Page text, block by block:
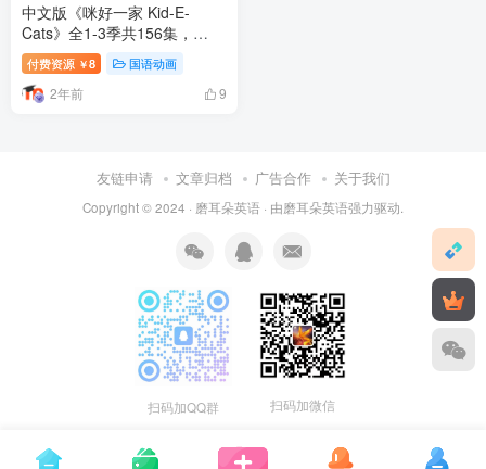
中文版《咪好一家 Kid-E-
Cats》全1-3季共156集，
1080P高清视频带中文字幕，
百度网盘下载！
付费资源 ￥8 国语动画
2年前 9
友链申请 文章归档 广告合作 关于我们
Copyright © 2024 · 磨耳朵英语 · 由磨耳朵英语强力驱动.
扫码加QQ群 扫码加微信